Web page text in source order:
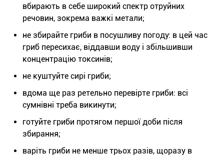
вбирають в себе широкий спектр отруйних
речовин, зокрема важкі метали;
не збирайте гриби в посушливу погоду: в цей час
гриб пересихає, віддавши воду і збільшивши
концентрацію токсинів;
не куштуйте сирі гриби;
вдома ще раз ретельно перевірте гриби: всі
сумнівні треба викинути;
готуйте гриби протягом першої доби після
збирання;
варіть гриби не менше трьох разів, щоразу в